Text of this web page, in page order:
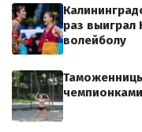
раз выиграл
волейболу